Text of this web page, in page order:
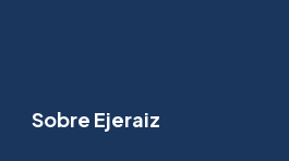
Sobre Ejeraiz